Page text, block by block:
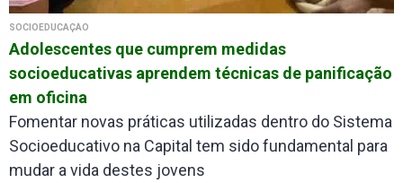
SOCIOEDUCAÇÃO
Adolescentes que cumprem medidas
socioeducativas aprendem técnicas de panificação
em oficina
Fomentar novas práticas utilizadas dentro do Sistema
Socioeducativo na Capital tem sido fundamental para
mudar a vida destes jovens